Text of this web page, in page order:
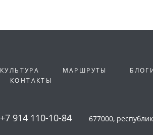
КУЛЬТУРА МАРШРУТЫ
КОНТАКТЫ
+7 914 110-10-84 677000,